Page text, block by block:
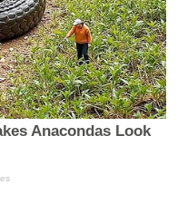
Anacondas Look